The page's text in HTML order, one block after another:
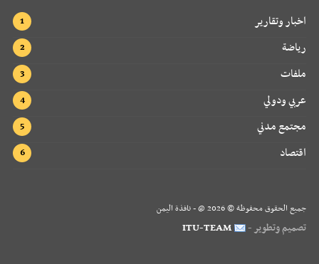
اخبار وتقارير
رياضة
ملفات
عربي ودولي
مجتمع مدني
اقتصاد
جميع الحقوق محفوظة ©2026 @ - نافذة اليمن
تصميم وتطوير - ITU-TEAM